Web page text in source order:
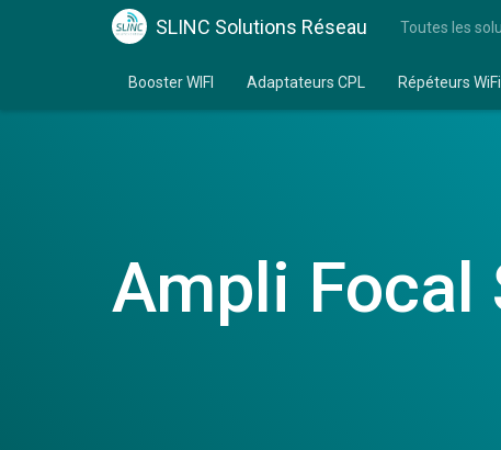
SLINC Solutions Réseau Toutes les
Booster WIFI Adaptateurs CPL Répéteurs WiFi
Ampli Focal